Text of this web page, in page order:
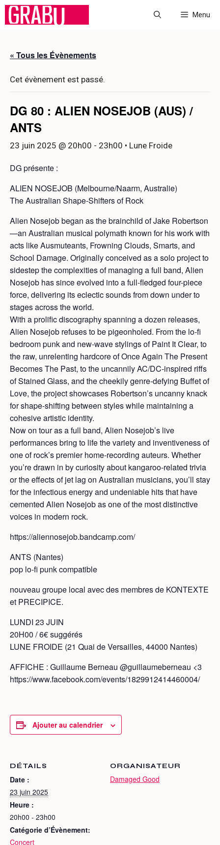
Aller
Menu
« Tous les Évènements
Cet évènement est passé.
DG 80 : ALIEN NOSEJOB (AUS) /
ANTS
23 juin 2025 @ 20h00 - 23h00 • Lune Froide
DG présente :
ALIEN NOSEJOB (Melbourne/Naarm, Australie)
The Australian Shape-Shifters of Rock
Alien Nosejob began as the brainchild of Jake Robertson
—an Australian musical polymath known for his work with
acts like Ausmuteants, Frowning Clouds, Smarts, and
School Damage. Originally conceived as a solo project to
sidestep the complexities of managing a full band, Alien
Nosejob has since evolved into a full-fledged four-piece
force, delivering its eclectic sounds from down under to
stages across the world.
With a prolific discography spanning a dozen releases,
Alien Nosejob refuses to be pigeonholed. From the lo-fi
bedroom punk and new-wave stylings of Paint It Clear, to
the raw, unrelenting hardcore of Once Again The Present
Becomes The Past, to the uncannily AC/DC-inspired riffs
of Stained Glass, and the cheekily genre-defying Buffet of
Love, the project showcases Robertson’s uncanny knack
for shape-shifting between styles while maintaining a
cohesive artistic identity.
Now on tour as a full band, Alien Nosejob’s live
performances bring to life the variety and inventiveness of
one of rock’s premier home-recording auteurs. Whether
you’re drawn in by curiosity about kangaroo-related trivia
or the effects of jet lag on Australian musicians, you’ll stay
for the infectious energy and undeniable hits that have
cemented Alien Nosejob as one of the most distinctive
voices in modern rock.
https://aliennosejob.bandcamp.com/
ANTS (Nantes)
pop lo-fi punk compatible
nouveau groupe local avec des membres de KONTEXTE
et PRECIPICE.
LUNDI 23 JUIN
20H00 / 6€ suggérés
LUNE FROIDE (21 Quai de Versailles, 44000 Nantes)
AFFICHE : Guillaume Berneau @guillaumeberneau <3
https://www.facebook.com/events/1829912414460004/
Ajouter au calendrier
DÉTAILS
Date :
23 juin 2025
Heure :
20h00 - 23h00
Catégorie d’Évènement:
Concert
ORGANISATEUR
Damaged Good